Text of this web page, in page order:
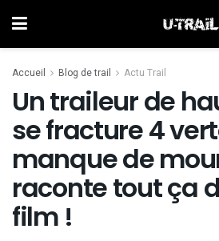
Accueil Blog de trail Actu Trail
Un traileur de
se fracture 4
manque de
raconte tout ça
film !